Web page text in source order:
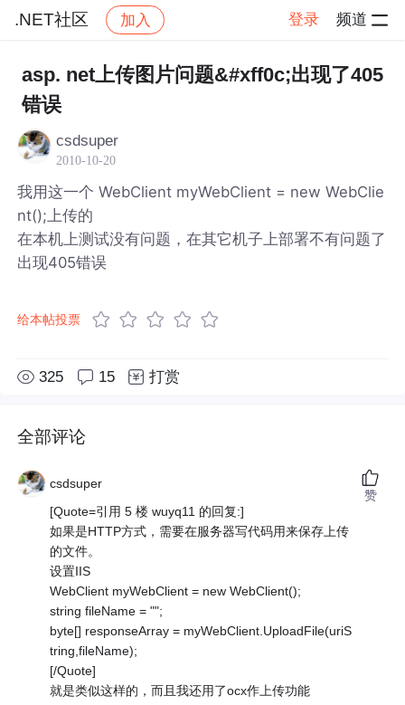
.NET社区 加入 登录 频道
.NET社区 帖子详情
asp. net上传图片问题&#xff0c;出现了405
错误
csdsuper
2010-10-20
我用这一个 WebClient myWebClient = new WebClie
nt();上传的
在本机上测试没有问题，在其它机子上部署不有问题了
出现405错误
给本帖投票
325 15 打赏
全部评论
csdsuper
[Quote=引用 5 楼 wuyq11 的回复:]
如果是HTTP方式，需要在服务器写代码用来保存上传
的文件。
设置IIS
WebClient myWebClient = new WebClient();
string fileName = "";
byte[] responseArray = myWebClient.UploadFile(uriS
tring,fileName);
[/Quote]
就是类似这样的，而且我还用了ocx作上传功能
赞